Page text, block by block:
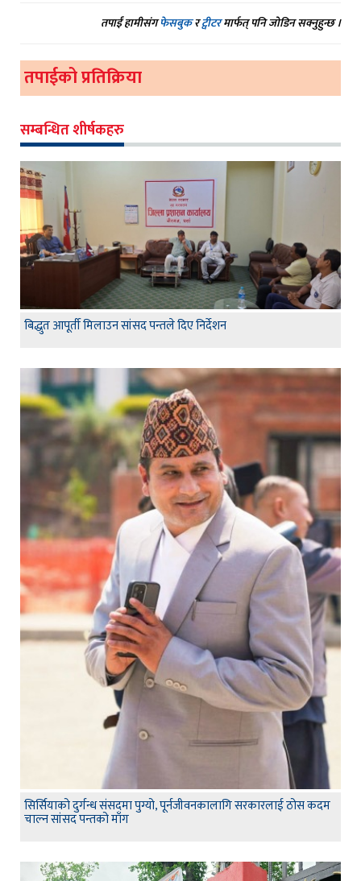
तपाईं हामीसंगफेसबुकरट्वीटरमार्फत् पनि जोडिन सक्नुहुन्छ ।
तपाईको प्रतिक्रिया
सम्बन्धित शीर्षकहरु
बिद्धुत आपूर्ती मिलाउन सांसद पन्तले दिए निर्देशन
सिर्सियाको दुर्गन्ध संसदमा पुग्यो, पूर्नजीवनकालागि सरकारलाई ठोस कदम
चाल्न सांसद पन्तको माँग